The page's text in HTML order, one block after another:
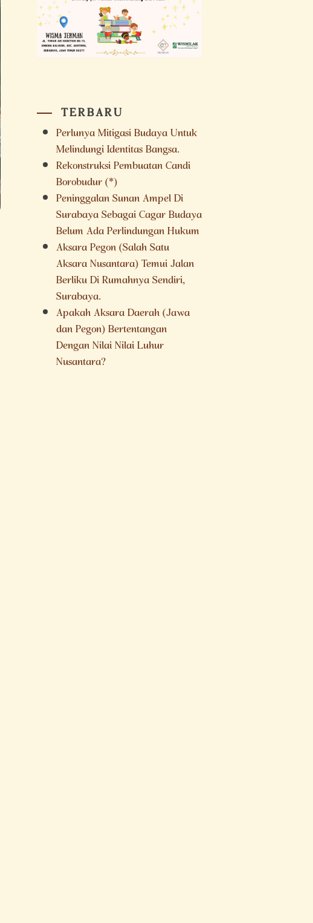
TERBARU
Perlunya Mitigasi Budaya Untuk
Melindungi Identitas Bangsa.
Rekonstruksi Pembuatan Candi
Borobudur (*)
Peninggalan Sunan Ampel Di
Surabaya Sebagai Cagar Budaya
Belum Ada Perlindungan Hukum
Aksara Pegon (Salah Satu
Aksara Nusantara) Temui Jalan
Berliku Di Rumahnya Sendiri,
Surabaya.
Apakah Aksara Daerah (Jawa
dan Pegon) Bertentangan
Dengan Nilai Nilai Luhur
Nusantara?